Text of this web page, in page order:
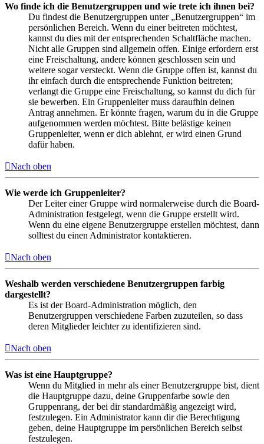
Wo finde ich die Benutzergruppen und wie trete ich ihnen bei?
Du findest die Benutzergruppen unter „Benutzergruppen“ im
persönlichen Bereich. Wenn du einer beitreten möchtest,
kannst du dies mit der entsprechenden Schaltfläche machen.
Nicht alle Gruppen sind allgemein offen. Einige erfordern erst
eine Freischaltung, andere können geschlossen sein und
weitere sogar versteckt. Wenn die Gruppe offen ist, kannst du
ihr einfach durch die entsprechende Funktion beitreten;
verlangt die Gruppe eine Freischaltung, so kannst du dich für
sie bewerben. Ein Gruppenleiter muss daraufhin deinen
Antrag annehmen. Er könnte fragen, warum du in die Gruppe
aufgenommen werden möchtest. Bitte belästige keinen
Gruppenleiter, wenn er dich ablehnt, er wird einen Grund
dafür haben.
Nach oben
Wie werde ich Gruppenleiter?
Der Leiter einer Gruppe wird normalerweise durch die Board-
Administration festgelegt, wenn die Gruppe erstellt wird.
Wenn du eine eigene Benutzergruppe erstellen möchtest, dann
solltest du einen Administrator kontaktieren.
Nach oben
Weshalb werden verschiedene Benutzergruppen farbig
dargestellt?
Es ist der Board-Administration möglich, den
Benutzergruppen verschiedene Farben zuzuteilen, so dass
deren Mitglieder leichter zu identifizieren sind.
Nach oben
Was ist eine Hauptgruppe?
Wenn du Mitglied in mehr als einer Benutzergruppe bist, dient
die Hauptgruppe dazu, deine Gruppenfarbe sowie den
Gruppenrang, der bei dir standardmäßig angezeigt wird,
festzulegen. Ein Administrator kann dir die Berechtigung
geben, deine Hauptgruppe im persönlichen Bereich selbst
festzulegen.